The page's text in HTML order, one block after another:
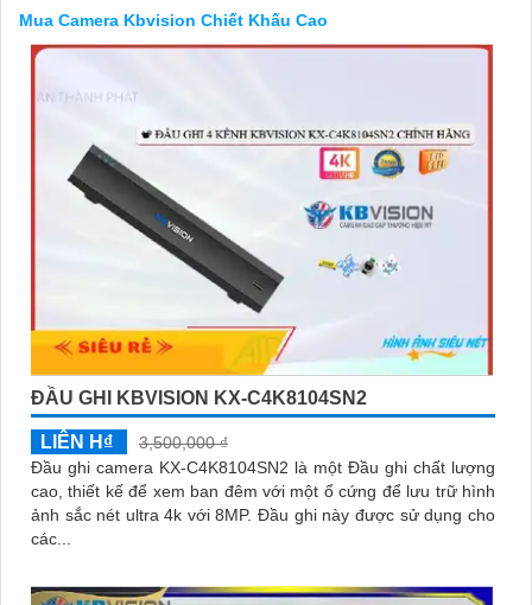
với chiết khấu cao nhất trên thị trường. Hãy đến với chúng tôi để
nghiệp về giải pháp an ninh cần thiết!"
việc tiếp cận khách hàng và tăng cơ hội bán hàng của bạn. Nếu
có bất kỳ yêu cầu hay câu hỏi nào khác, bạn có thể chia sẻ để
tôi hỗ trợ bạn tốt hơn!
Mua Camera Kbvision Chiết Khấu Cao
ĐẦU GHI KBVISION KX-C4K8104SN2
LIÊN H₫
3,500,000 ₫
Đầu ghi camera KX-C4K8104SN2 là một Đầu ghi chất lượng
cao, thiết kế để xem ban đêm với một ổ cứng để lưu trữ hình
ảnh sắc nét ultra 4k với 8MP. Đầu ghi này được sử dụng cho
các...